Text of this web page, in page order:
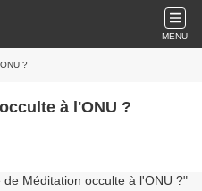
MENU
?
à l'ONU ?